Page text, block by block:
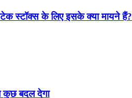
स्टॉक्स के लिए इसके क्या मायने हैं?
कुछ बदल देगा